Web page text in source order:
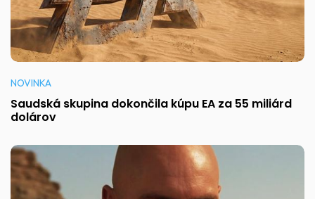
NOVINKA
Saudská skupina dokončila kúpu EA za 55 miliárd
dolárov